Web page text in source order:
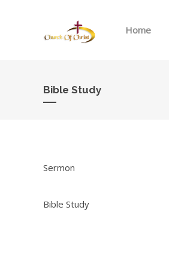
Home
Bible Study
Sermon
Bible Study